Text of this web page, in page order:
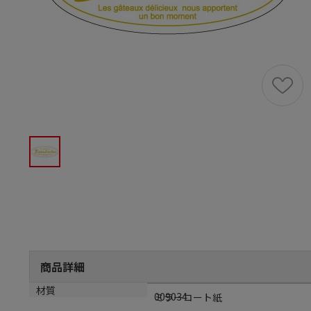
商品詳細
メーカー品番
009034
材質
ミラーコート紙